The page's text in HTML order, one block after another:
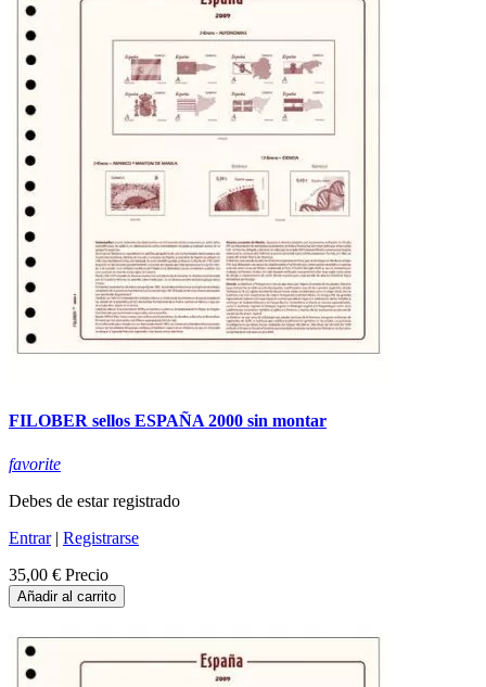
FILOBER sellos ESPAÑA 2000 sin montar
favorite
Debes de estar registrado
Entrar| Registrarse
35,00 € Precio
Añadir al carrito